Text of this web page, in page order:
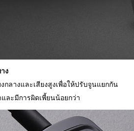
ง
กลางและเสียงสูงเพื่อให้ปรับจูนแยกกัน
ละมีการผิดเพี้ยนน้อยกว่า